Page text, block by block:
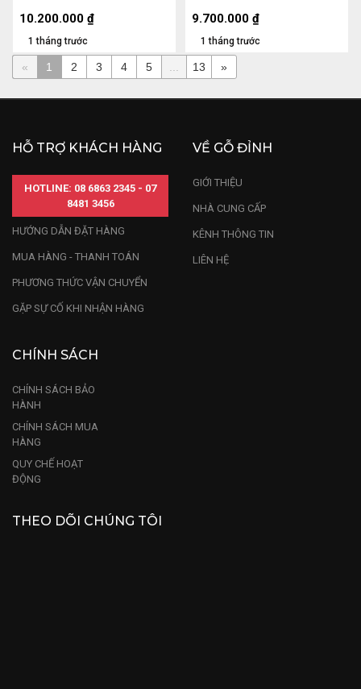
1 tháng trước
10.200.000 ₫
1 tháng trước
9.700.000 ₫
« 1 2 3 4 5 ... 13 »
HỖ TRỢ KHÁCH HÀNG
HOTLINE: 08 6863 2345 - 07
8481 3456
HƯỚNG DẪN ĐẶT HÀNG
MUA HÀNG - THANH TOÁN
PHƯƠNG THỨC VẬN CHUYỂN
GẶP SỰ CỐ KHI NHẬN HÀNG
VỀ GỖ ĐỈNH
GIỚI THIỆU
NHÀ CUNG CẤP
KÊNH THÔNG TIN
LIÊN HỆ
CHÍNH SÁCH
CHÍNH SÁCH BẢO
HÀNH
CHÍNH SÁCH MUA
HÀNG
QUY CHẾ HOẠT
ĐỘNG
THEO DÕI CHÚNG TÔI